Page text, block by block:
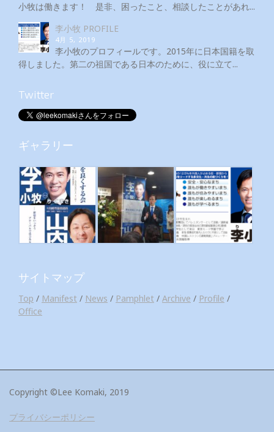
小牧は働きます！ 是非、困ったこと、相談したことがあれ...
李小牧 PROFILE
4月 5, 2019
李小牧のプロフィールです。2015年に日本国籍を取
得しました。第二の祖国である日本のために、役に立て...
Twitter
ギャラリー
サイトマップ
Top / Manifest / News / Pamphlet / Archive / Profile /
Office
Copyright ©Lee Komaki, 2019
プライバシーポリシー